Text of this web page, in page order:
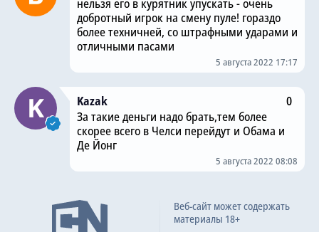
нельзя его в курятник упускать - очень
добротный игрок на смену пуле! гораздо
более техничней, со штрафными ударами и
отличными пасами
5 августа 2022 17:17
Kazak
0
За такие деньги надо брать,тем более
скорее всего в Челси перейдут и Обама и
Де Йонг
5 августа 2022 08:08
Веб-сайт может содержать
материалы 18+